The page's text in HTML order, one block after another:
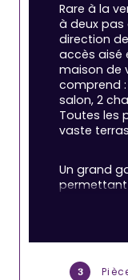
3
Rare à la
à deux pas
direction
accès aisé
maison de
comprend
salon, 2
Toutes les
vaste
Un grand
permettant
habitation